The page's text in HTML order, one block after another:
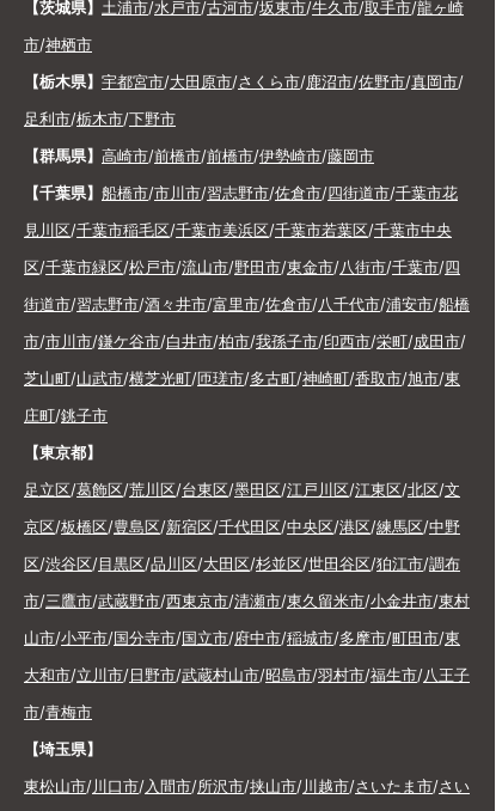
【茨城県】 土浦市/水戸市/古河市/坂東市/牛久市/取手市/龍ヶ崎
市/神栖市
【栃木県】 宇都宮市/大田原市/さくら市/鹿沼市/佐野市/真岡市/
足利市/栃木市/下野市
【群馬県】 高崎市/前橋市/前橋市/伊勢崎市/藤岡市
【千葉県】 船橋市/市川市/習志野市/佐倉市/四街道市/千葉市花
見川区/千葉市稲毛区/千葉市美浜区/千葉市若葉区/千葉市中央
区/千葉市緑区/松戸市/流山市/野田市/東金市/八街市/千葉市/四
街道市/習志野市/酒々井市/富里市/佐倉市/八千代市/浦安市/船橋
市/市川市/鎌ケ谷市/白井市/柏市/我孫子市/印西市/栄町/成田市/
芝山町/山武市/横芝光町/匝瑳市/多古町/神崎町/香取市/旭市/東
庄町/銚子市
【東京都】
足立区/葛飾区/荒川区/台東区/墨田区/江戸川区/江東区/北区/文
京区/板橋区/豊島区/新宿区/千代田区/中央区/港区/練馬区/中野
区/渋谷区/目黒区/品川区/大田区/杉並区/世田谷区/狛江市/調布
市/三鷹市/武蔵野市/西東京市/清瀬市/東久留米市/小金井市/東村
山市/小平市/国分寺市/国立市/府中市/稲城市/多摩市/町田市/東
大和市/立川市/日野市/武蔵村山市/昭島市/羽村市/福生市/八王子
市/青梅市
【埼玉県】
東松山市/川口市/入間市/所沢市/挟山市/川越市/さいたま市/さい